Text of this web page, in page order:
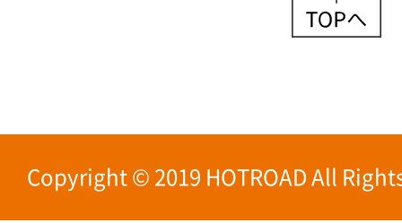
Copyright © 2019 HOTROAD All